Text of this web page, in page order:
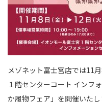
メゾネット富士宮店では11
１階センターコート インフ
か履物フェア」を開催いたし